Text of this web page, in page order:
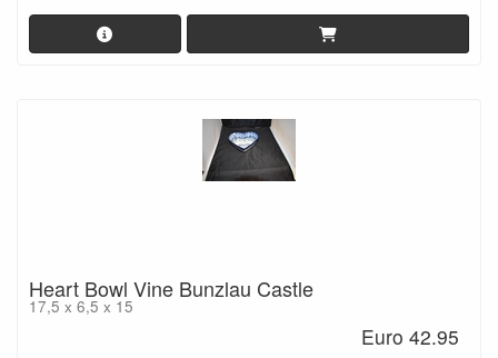
Heart Bowl Vine Bunzlau Castle
17,5 x 6,5 x 15
Euro 42.95